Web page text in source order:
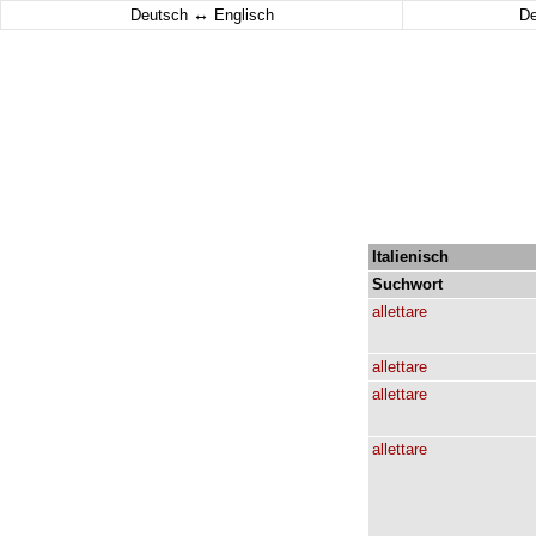
Deutsch ↔ Englisch
Italienisch
Suchwort
allettare
allettare
allettare
allettare